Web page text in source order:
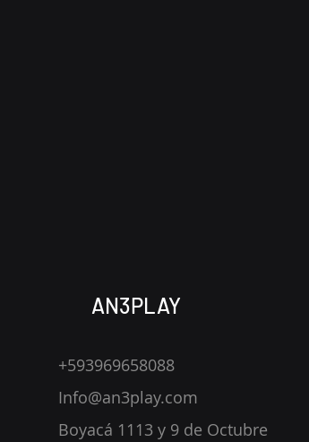
AN3PLAY
+593969658088
Info@an3play.com
Boyacá 1113 y 9 de Octubre